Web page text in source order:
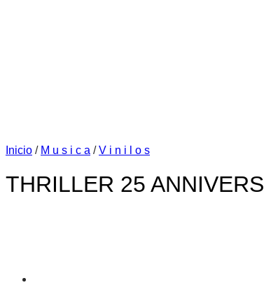
Inicio / M u s i c a / V i n i l o s
THRILLER 25